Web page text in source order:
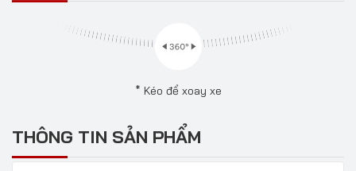
* Kéo để xoay xe
THÔNG TIN SẢN PHẨM